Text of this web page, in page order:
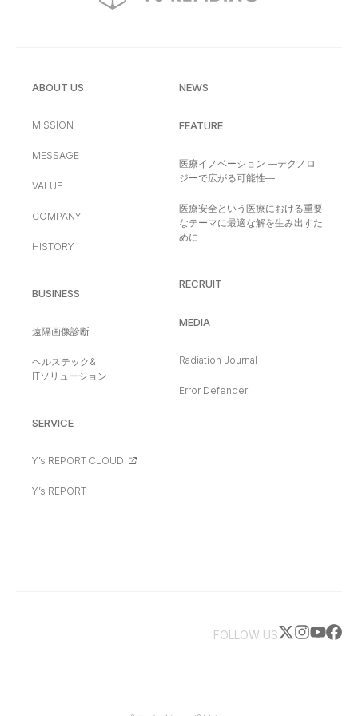
ABOUT US
MISSION
MESSAGE
VALUE
COMPANY
HISTORY
BUSINESS
遠隔画像診断
ヘルステック&
ITソリューション
SERVICE
Y’s REPORT CLOUD
Y’s REPORT
NEWS
FEATURE
医療イノベーション —テクノロ
ジーで広がる可能性—
医療安全という医療における重要
なテーマに最適な解を生み出すた
めに
RECRUIT
MEDIA
Radiation Journal
Error Defender
FOLLOW US